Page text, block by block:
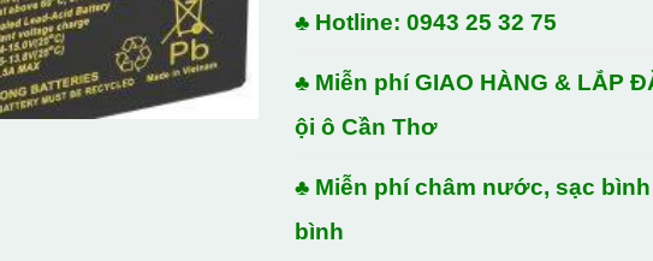
♣ Hotline: 0943 25 32 75
♣ Miễn phí GIAO HÀNG & LẮP
ội ô Cần Thơ
♣ Miễn phí châm nước, sạc
bình